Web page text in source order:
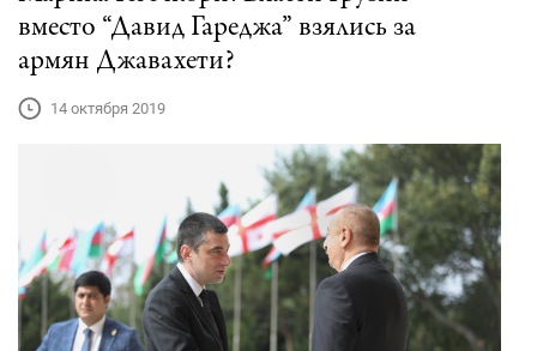
вместо “Давид Гареджа” взялись за
армян Джавахети?
14 октября 2019